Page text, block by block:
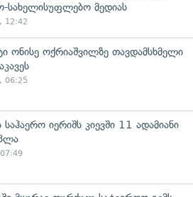
სახელისუფლებო მედიას
12:42
ონისე ოქრიაშვილზე თავდამსხმელი
06:25
იერიშს კიევში 11 ადამიანი